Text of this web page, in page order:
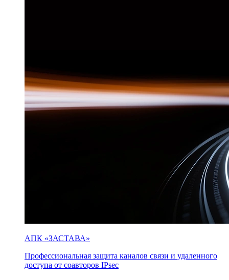
АПК «ЗАСТАВА»
Профессиональная защита каналов связи и удаленного
доступа от соавторов IPsec